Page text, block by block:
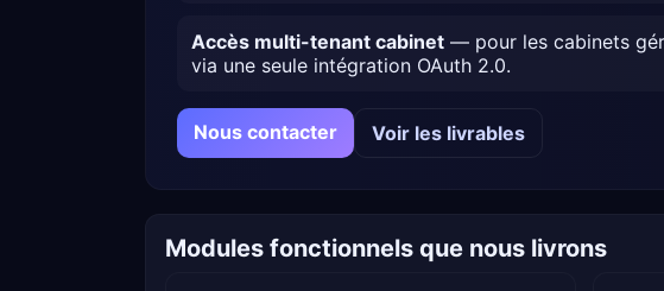
Accès multi-tenant cabinet — pour les cabinets
via une seule intégration OAuth 2.0.
Nous contacter Voir les livrables
Modules fonctionnels que nous livrons